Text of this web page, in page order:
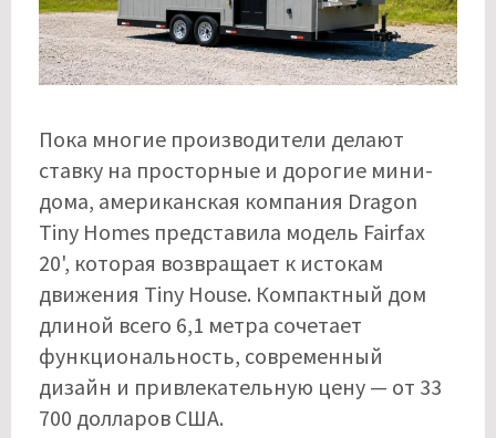
Пока многие производители делают
ставку на просторные и дорогие мини-
дома, американская компания Dragon
Tiny Homes представила модель Fairfax
20', которая возвращает к истокам
движения Tiny House. Компактный дом
длиной всего 6,1 метра сочетает
функциональность, современный
дизайн и привлекательную цену — от 33
700 долларов США.